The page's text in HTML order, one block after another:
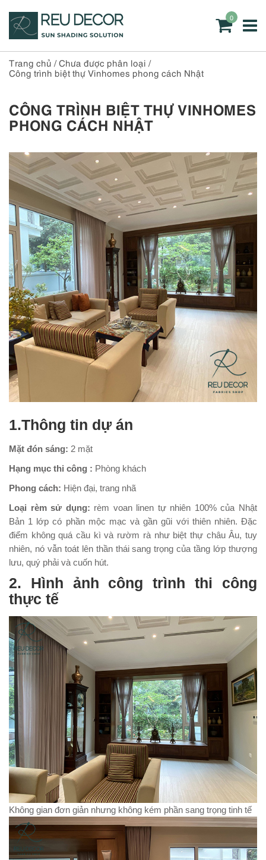
0
Trang chủ /Chưa được phân loại /
Công trình biệt thự Vinhomes phong cách Nhật
CÔNG TRÌNH BIỆT THỰ VINHOMES
PHONG CÁCH NHẬT
1.Thông tin dự án
Mặt đón sáng: 2 mặt
Hạng mục thi công : Phòng khách
Phong cách: Hiện đại, trang nhã
Loại rèm sử dụng: rèm voan linen tự nhiên 100% của Nhật
Bản 1 lớp có phần mộc mạc và gần gũi với thiên nhiên. Đặc
điểm không quá cầu kì và rườm rà như biệt thự châu Âu, tuy
nhiên, nó vẫn toát lên thần thái sang trọng của tầng lớp thượng
lưu, quý phải và cuốn hút.
2. Hình ảnh công trình thi công
thực tế
Không gian đơn giản nhưng không kém phần sang trọng tinh tế